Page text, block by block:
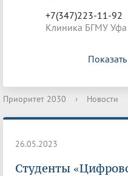
+7(347)223-11-92
Клиника БГМУ Уфа
Приоритет 2030 › Новости
26.05.2023
Студенты